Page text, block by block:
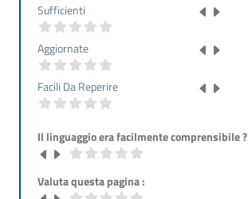
Sufficienti
Aggiornate
Facili Da Reperire
Il linguaggio era facilmente comprensibile ?
Valuta questa pagina :